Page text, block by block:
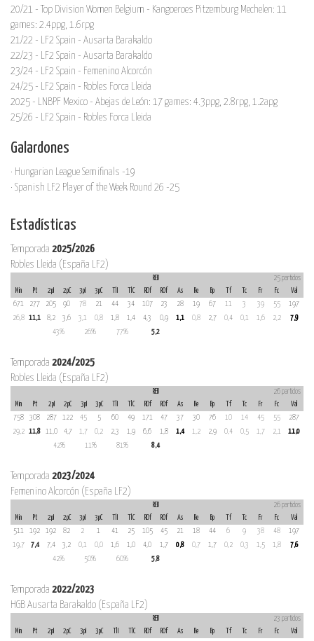
20/21 - Top Division Women Belgium - Kangoeroes Pitzemburg Mechelen: 11
games: 2.4ppg, 1.6rpg
21/22 - LF2 Spain - Ausarta Barakaldo
22/23 - LF2 Spain - Ausarta Barakaldo
23/24 - LF2 Spain - Femenino Alcorcón
24/25 - LF2 Spain - Robles Forca Lleida
2025 - LNBPF Mexico - Abejas de León: 17 games: 4.3ppg, 2.8rpg, 1.2apg
25/26 - LF2 Spain - Robles Forca Lleida
Galardones
· Hungarian League Semifinals -19
· Spanish LF2 Player of the Week Round 26 -25
Estadísticas
Temporada 2025/2026
Robles Lleida (España LF2)
REB
25 partidos
Min
Pt 2pI 2pC 3pI 3pC TlC RDf ROf As Re Bp Tf Tc Fr Fc
Val
671
277 205 90 78 21 44 34 107 23 28 19 67 11 3 39 55
197
26,8 11,1 8,2 3,6 3,1 0,8 1,8 1,4 4,3 0,9 1,1 0,8 2,7 0,4 0,1 1,6 2,2
7,9
43%
26% 77% 5,2
Temporada 2024/2025
Robles Lleida (España LF2)
REB
26 partidos
Min
Pt 2pI 2pC 3pI 3pC TlC RDf ROf As Re Bp Tf Tc Fr Fc
Val
758
308 287 122 45 5 60 49 171 47 37 30 76 10 14 45 55
287
29,2 11,8 11,0 4,7 1,7 0,2 2,3 1,9 6,6 1,8 1,4 1,2 2,9 0,4 0,5 1,7 2,1
11,0
42%
11% 81% 8,4
Temporada 2023/2024
Femenino Alcorcón (España LF2)
REB
26 partidos
Min
Pt 2pI 2pC 3pI 3pC TlC RDf ROf As Re Bp Tf Tc Fr Fc
Val
511
192 192 82 2 1 41 25 105 45 21 18 44 6 9 38 48
197
19,7
7,4 7,4 3,2 0,1 0,0 1,6 1,0 4,0 1,7 0,8 0,7 1,7 0,2 0,3 1,5 1,8
7,6
42%
50% 60% 5,8
Temporada 2022/2023
HGB Ausarta Barakaldo (España LF2)
REB
23 partidos
Min
Pt 2pI 2pC 3pI 3pC TlC RDf ROf As Re Bp Tf Tc Fr Fc
Val